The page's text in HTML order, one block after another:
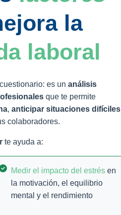
la
laboral
es un análisis
que te permite
, anticipar situaciones difíciles
colaboradores.
te ayuda a:
Medir el impacto del estrés en
la motivación, el equilibrio
mental y el rendimiento